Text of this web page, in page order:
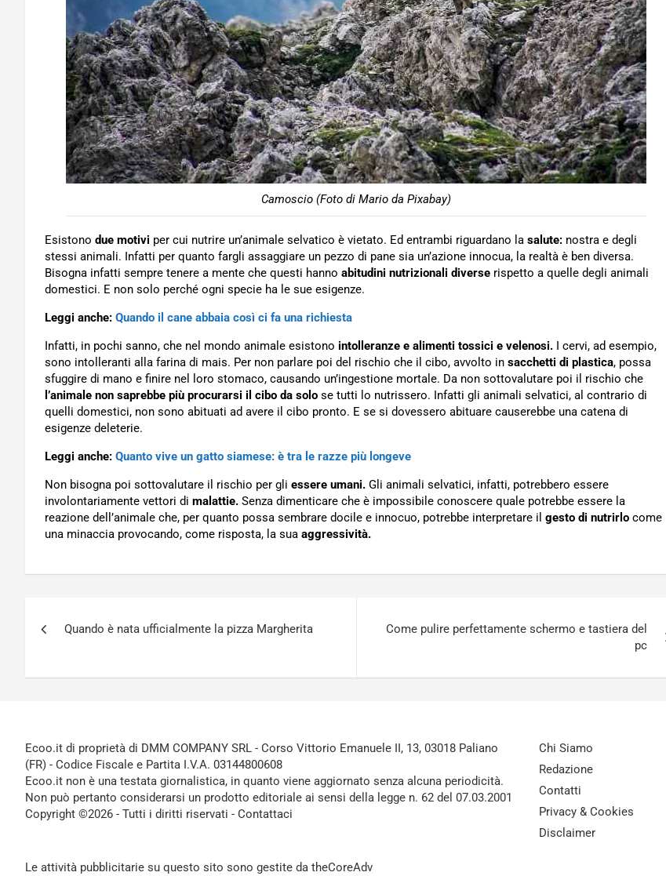
Camoscio (Foto di Mario da Pixabay)
Esistono due motivi per cui nutrire un’animale selvatico è vietato. Ed entrambi riguardano la salute: nostra e degli
stessi animali. Infatti per quanto fargli assaggiare un pezzo di pane sia un’azione innocua, la realtà è ben diversa.
Bisogna infatti sempre tenere a mente che questi hanno abitudini nutrizionali diverse rispetto a quelle degli animali
domestici. E non solo perché ogni specie ha le sue esigenze.
Leggi anche: Quando il cane abbaia così ci fa una richiesta
Infatti, in pochi sanno, che nel mondo animale esistono intolleranze e alimenti tossici e velenosi. I cervi, ad esempio,
sono intolleranti alla farina di mais. Per non parlare poi del rischio che il cibo, avvolto in sacchetti di plastica, possa
sfuggire di mano e finire nel loro stomaco, causando un’ingestione mortale. Da non sottovalutare poi il rischio che
l’animale non saprebbe più procurarsi il cibo da solo se tutti lo nutrissero. Infatti gli animali selvatici, al contrario di
quelli domestici, non sono abituati ad avere il cibo pronto. E se si dovessero abituare causerebbe una catena di
esigenze deleterie.
Leggi anche: Quanto vive un gatto siamese: è tra le razze più longeve
Non bisogna poi sottovalutare il rischio per gli essere umani. Gli animali selvatici, infatti, potrebbero essere
involontariamente vettori di malattie. Senza dimenticare che è impossibile conoscere quale potrebbe essere la
reazione dell’animale che, per quanto possa sembrare docile e innocuo, potrebbe interpretare il gesto di nutrirlo come
una minaccia provocando, come risposta, la sua aggressività.
articoli
Quando è nata ufficialmente la pizza Margherita
Come pulire perfettamente schermo e tastiera del
pc
Ecoo.it di proprietà di DMM COMPANY SRL - Corso Vittorio Emanuele II, 13, 03018 Paliano
(FR) - Codice Fiscale e Partita I.V.A. 03144800608
Ecoo.it non è una testata giornalistica, in quanto viene aggiornato senza alcuna periodicità.
Non può pertanto considerarsi un prodotto editoriale ai sensi della legge n. 62 del 07.03.2001
Copyright ©2026 - Tutti i diritti riservati - Contattaci
Le attività pubblicitarie su questo sito sono gestite da theCoreAdv
Chi Siamo
Redazione
Contatti
Privacy & Cookies
Disclaimer